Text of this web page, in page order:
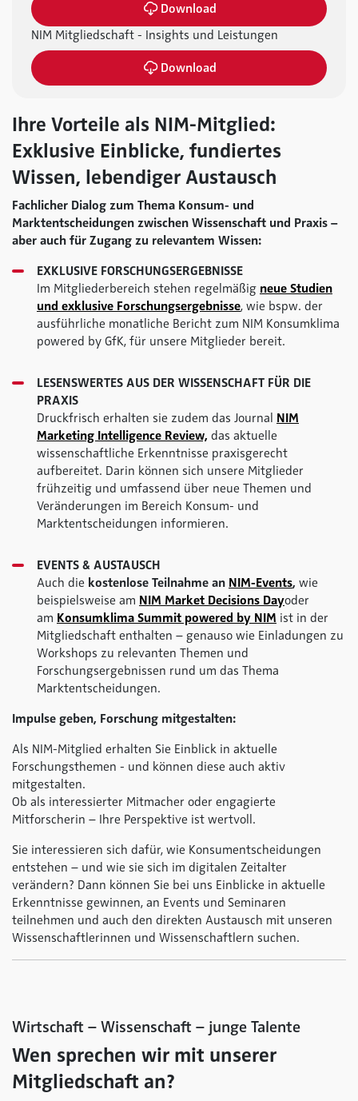
Download
NIM Mitgliedschaft - Insights und Leistungen
Download
Ihre Vorteile als NIM-Mitglied:
Exklusive Einblicke, fundiertes
Wissen, lebendiger Austausch
Fachlicher Dialog zum Thema Konsum- und
Marktentscheidungen zwischen Wissenschaft und Praxis –
aber auch für Zugang zu relevantem Wissen:
EXKLUSIVE FORSCHUNGSERGEBNISSE
Im Mitgliederbereich stehen regelmäßig neue Studien
und exklusive Forschungsergebnisse, wie bspw. der
ausführliche monatliche Bericht zum NIM Konsumklima
powered by GfK, für unsere Mitglieder bereit.
LESENSWERTES AUS DER WISSENSCHAFT FÜR DIE
PRAXIS
Druckfrisch erhalten sie zudem das Journal NIM
Marketing Intelligence Review, das aktuelle
wissenschaftliche Erkenntnisse praxisgerecht
aufbereitet. Darin können sich unsere Mitglieder
frühzeitig und umfassend über neue Themen und
Veränderungen im Bereich Konsum- und
Marktentscheidungen informieren.
EVENTS & AUSTAUSCH
Auch die kostenlose Teilnahme an NIM-Events, wie
beispielsweise am NIM Market Decisions Dayoder
am Konsumklima Summit powered by NIM ist in der
Mitgliedschaft enthalten – genauso wie Einladungen zu
Workshops zu relevanten Themen und
Forschungsergebnissen rund um das Thema
Marktentscheidungen.
Impulse geben, Forschung mitgestalten:
Als NIM-Mitglied erhalten Sie Einblick in aktuelle
Forschungsthemen - und können diese auch aktiv
mitgestalten.
Ob als interessierter Mitmacher oder engagierte
Mitforscherin – Ihre Perspektive ist wertvoll.
Sie interessieren sich dafür, wie Konsumentscheidungen
entstehen – und wie sie sich im digitalen Zeitalter
verändern? Dann können Sie bei uns Einblicke in aktuelle
Erkenntnisse gewinnen, an Events und Seminaren
teilnehmen und auch den direkten Austausch mit unseren
Wissenschaftlerinnen und Wissenschaftlern suchen.
Wirtschaft – Wissenschaft – junge Talente
Wen sprechen wir mit unserer
Mitgliedschaft an?